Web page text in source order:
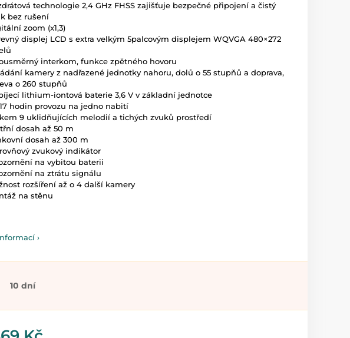
technologie 2,4 GHz FHSS zajišťuje bezpečné připojení a čistý
bez rušení
zoom (x1,3)
displej LCD s extra velkým 5palcovým displejem WQVGA 480×272
interkom, funkce zpětného hovoru
kamery z nadřazené jednotky nahoru, dolů o 55 stupňů a doprava,
o 260 stupňů
lithium-iontová baterie 3,6 V v základní jednotce
hodin provozu na jedno nabití
9 uklidňujících melodií a tichých zvuků prostředí
dosah až 50 m
dosah až 300 m
zvukový indikátor
na vybitou baterii
na ztrátu signálu
rozšíření až o 4 další kamery
na stěnu
›
10 dní